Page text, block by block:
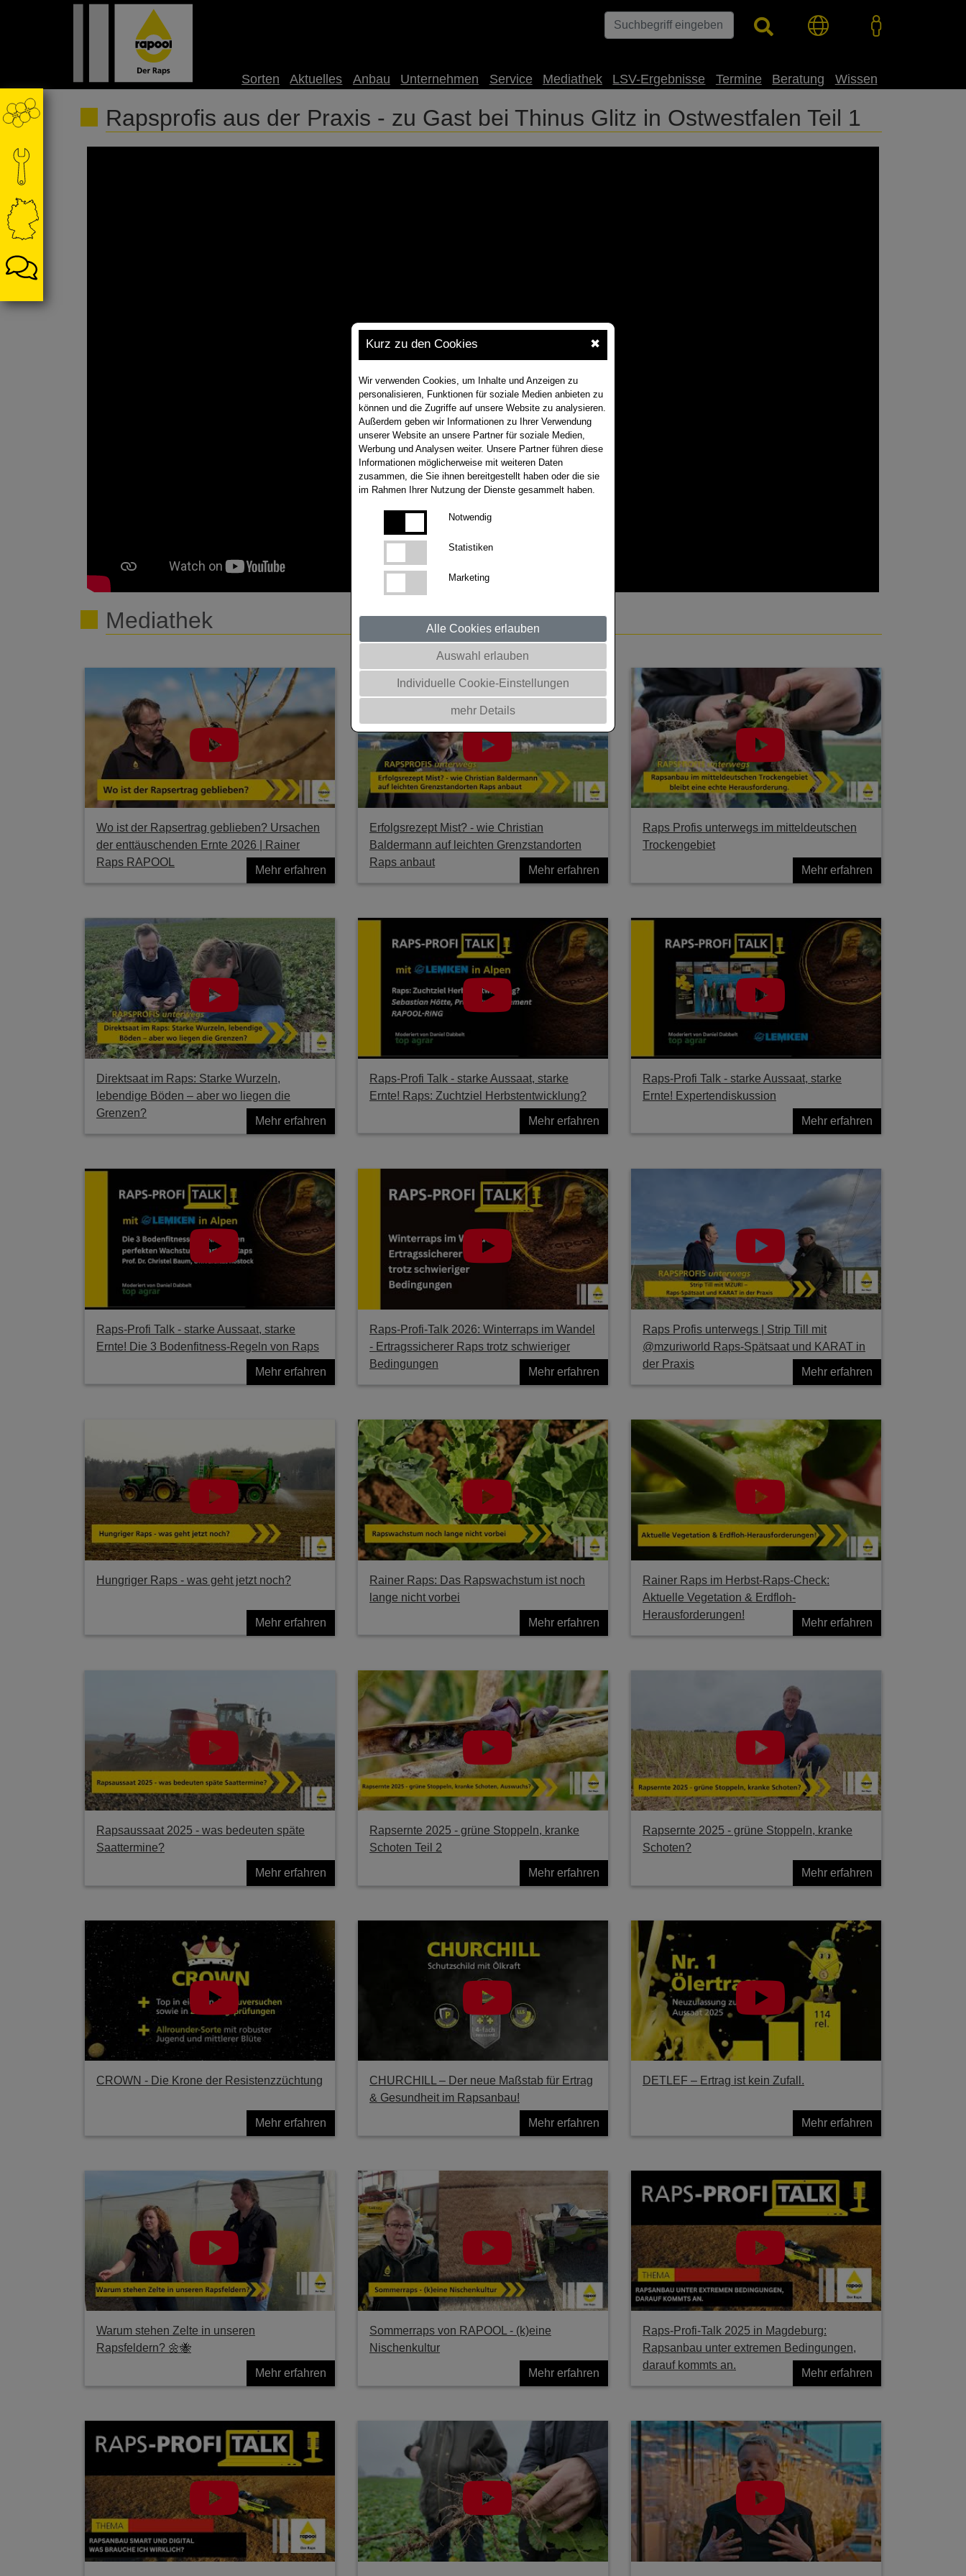
Kurz zu den Cookies ✖
Wir verwenden Cookies, um Inhalte und Anzeigen zu
personalisieren, Funktionen für soziale Medien anbieten zu
können und die Zugriffe auf unsere Website zu analysieren.
Außerdem geben wir Informationen zu Ihrer Verwendung
unserer Website an unsere Partner für soziale Medien,
Werbung und Analysen weiter. Unsere Partner führen diese
Informationen möglicherweise mit weiteren Daten
zusammen, die Sie ihnen bereitgestellt haben oder die sie
im Rahmen Ihrer Nutzung der Dienste gesammelt haben.
Notwendig
Statistiken
Marketing
Alle Cookies erlauben
Auswahl erlauben
Individuelle Cookie-Einstellungen
mehr Details
Sorten Aktuelles Anbau Unternehmen Service Mediathek LSV-Ergebnisse Termine Beratung Wissen
Rapsprofis aus der Praxis - zu Gast bei Thinus Glitz in Ostwestfalen Teil 1
Mediathek
Wo ist der Rapsertrag geblieben? Ursachen
der enttäuschenden Ernte 2026 | Rainer
Raps RAPOOL
Mehr erfahren
Erfolgsrezept Mist? - wie Christian
Baldermann auf leichten Grenzstandorten
Raps anbaut
Mehr erfahren
Raps Profis unterwegs im mitteldeutschen
Trockengebiet
Mehr erfahren
Direktsaat im Raps: Starke Wurzeln,
lebendige Böden – aber wo liegen die
Grenzen?
Mehr erfahren
Raps-Profi Talk - starke Aussaat, starke
Ernte! Raps: Zuchtziel Herbstentwicklung?
Mehr erfahren
Raps-Profi Talk - starke Aussaat, starke
Ernte! Expertendiskussion
Mehr erfahren
Raps-Profi Talk - starke Aussaat, starke
Ernte! Die 3 Bodenfitness-Regeln von Raps
Mehr erfahren
Raps-Profi-Talk 2026: Winterraps im Wandel
- Ertragssicherer Raps trotz schwieriger
Bedingungen
Mehr erfahren
Raps Profis unterwegs | Strip Till mit
@mzuriworld Raps-Spätsaat und KARAT in
der Praxis
Mehr erfahren
Hungriger Raps - was geht jetzt noch?
Mehr erfahren
Rainer Raps: Das Rapswachstum ist noch
lange nicht vorbei
Mehr erfahren
Rainer Raps im Herbst-Raps-Check:
Aktuelle Vegetation & Erdfloh-
Herausforderungen!
Mehr erfahren
Rapsaussaat 2025 - was bedeuten späte
Saattermine?
Mehr erfahren
Rapsernte 2025 - grüne Stoppeln, kranke
Schoten Teil 2
Mehr erfahren
Rapsernte 2025 - grüne Stoppeln, kranke
Schoten?
Mehr erfahren
CROWN - Die Krone der Resistenzzüchtung
Mehr erfahren
CHURCHILL – Der neue Maßstab für Ertrag
& Gesundheit im Rapsanbau!
Mehr erfahren
DETLEF – Ertrag ist kein Zufall.
Mehr erfahren
Warum stehen Zelte in unseren
Rapsfeldern? 🌼🐝
Mehr erfahren
Sommerraps von RAPOOL - (k)eine
Nischenkultur
Mehr erfahren
Raps-Profi-Talk 2025 in Magdeburg:
Rapsanbau unter extremen Bedingungen,
darauf kommts an.
Mehr erfahren